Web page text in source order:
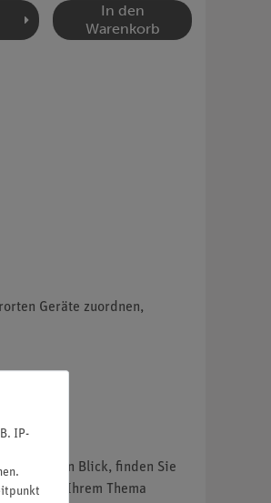
In den
Warenkorb
Geräte zuordnen,
auf einen Blick, finden Sie
und Ihrem Thema
IP-